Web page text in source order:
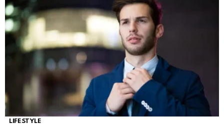
LIFESTYLE